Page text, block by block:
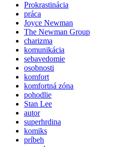
Prokrastinácia
práca
Joyce Newman
The Newman Group
charizma
komunikácia
sebavedomie
osobnosti
komfort
komfortná zóna
pohodlie
Stan Lee
autor
superhrdina
komiks
príbeh